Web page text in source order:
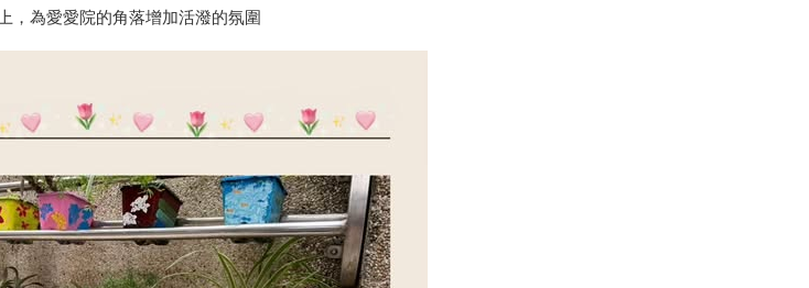
，為愛愛院的角落增加活潑的氛圍